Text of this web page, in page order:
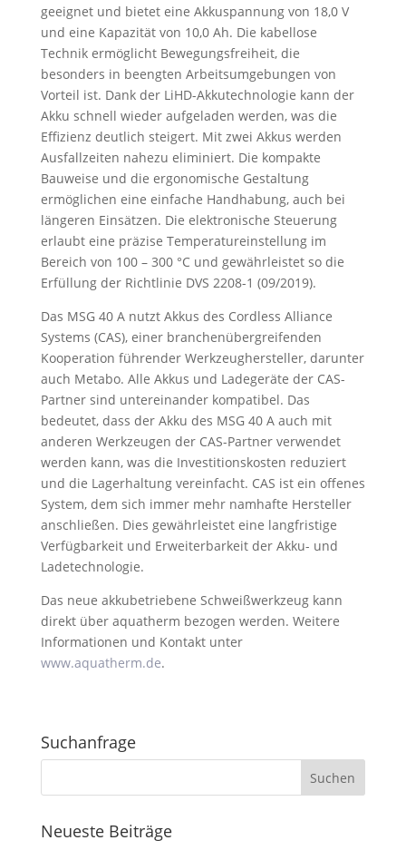
geeignet und bietet eine Akkuspannung von 18,0 V
und eine Kapazität von 10,0 Ah. Die kabellose
Technik ermöglicht Bewegungsfreiheit, die
besonders in beengten Arbeitsumgebungen von
Vorteil ist. Dank der LiHD-Akkutechnologie kann der
Akku schnell wieder aufgeladen werden, was die
Effizienz deutlich steigert. Mit zwei Akkus werden
Ausfallzeiten nahezu eliminiert. Die kompakte
Bauweise und die ergonomische Gestaltung
ermöglichen eine einfache Handhabung, auch bei
längeren Einsätzen. Die elektronische Steuerung
erlaubt eine präzise Temperatureinstellung im
Bereich von 100 – 300 °C und gewährleistet so die
Erfüllung der Richtlinie DVS 2208-1 (09/2019).
Das MSG 40 A nutzt Akkus des Cordless Alliance
Systems (CAS), einer branchenübergreifenden
Kooperation führender Werkzeughersteller, darunter
auch Metabo. Alle Akkus und Ladegeräte der CAS-
Partner sind untereinander kompatibel. Das
bedeutet, dass der Akku des MSG 40 A auch mit
anderen Werkzeugen der CAS-Partner verwendet
werden kann, was die Investitionskosten reduziert
und die Lagerhaltung vereinfacht. CAS ist ein offenes
System, dem sich immer mehr namhafte Hersteller
anschließen. Dies gewährleistet eine langfristige
Verfügbarkeit und Erweiterbarkeit der Akku- und
Ladetechnologie.
Das neue akkubetriebene Schweißwerkzeug kann
direkt über aquatherm bezogen werden. Weitere
Informationen und Kontakt unter
www.aquatherm.de.
Suchanfrage
Neueste Beiträge